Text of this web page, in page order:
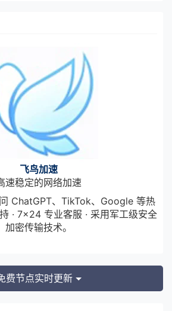
飞鸟加速
速稳定的网络加速
ChatGPT、TikTok、Google 等热
· 7×24 专业客服 · 采用军工级安全
加密传输技术。
费节点实时更新